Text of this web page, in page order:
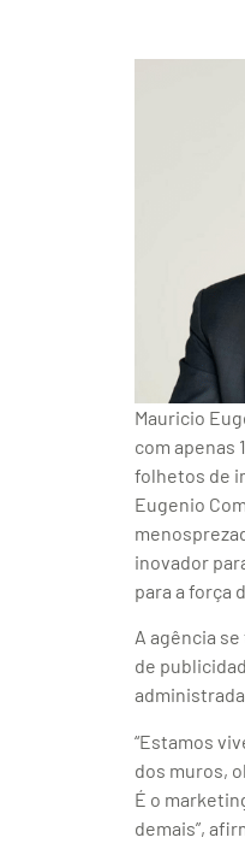
Mauricio
com apenas
folhetos de
Eugenio
inovador
para a força
A agência
de
“Estamos
dos muros,
É o
demais”,